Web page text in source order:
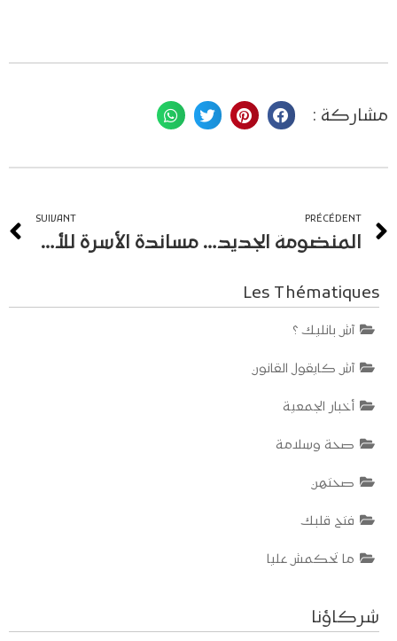
مشاركة :
PRÉCÉDENT
المنضومة الجديدة للحالة المدنية‎
SUIVANT
مساندة الأسرة للأم العازبة
Les Thématiques
آش بانليك ؟
آش كايقول القانون
أخبار الجمعية
صحة وسلامة
صحتهن
فتح قلبك
ما تحكمش عليا
شركاؤنا
Bienvenue sur Radio mères en ligne, la plateforme de podcasts
des femmes migrantes.
Les émissions réalisées par un comité de bénéficiaires de